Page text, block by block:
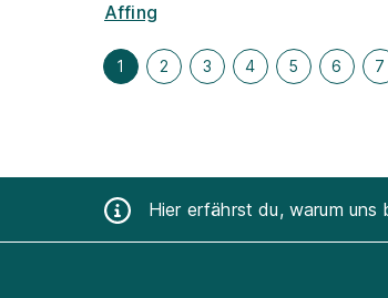
Affing
1 2 3 4 5 6 7
Hier erfährst du, warum uns